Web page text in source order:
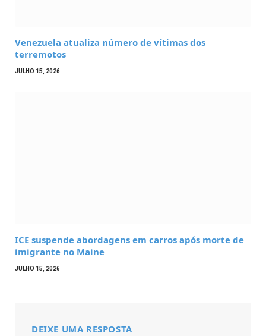
Venezuela atualiza número de vítimas dos
terremotos
JULHO 15, 2026
ICE suspende abordagens em carros após morte de
imigrante no Maine
JULHO 15, 2026
DEIXE UMA RESPOSTA